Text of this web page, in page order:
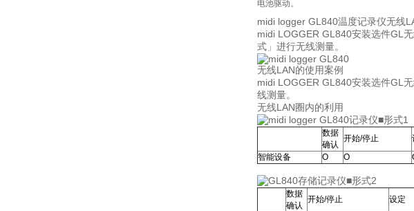
电池驱动。
midi logger GL840温度记录仪无线
midi LOGGER GL840安装选件GL
式」进行无线测量。
无线LAN的使用案例
midi LOGGER GL840安装选件GL
线测量。
无线LAN圈内的利用
■形式1
数据
确认
开始/停止
智能设备
Ο Ο
■形式2
数据
确认
开始/停止 设定